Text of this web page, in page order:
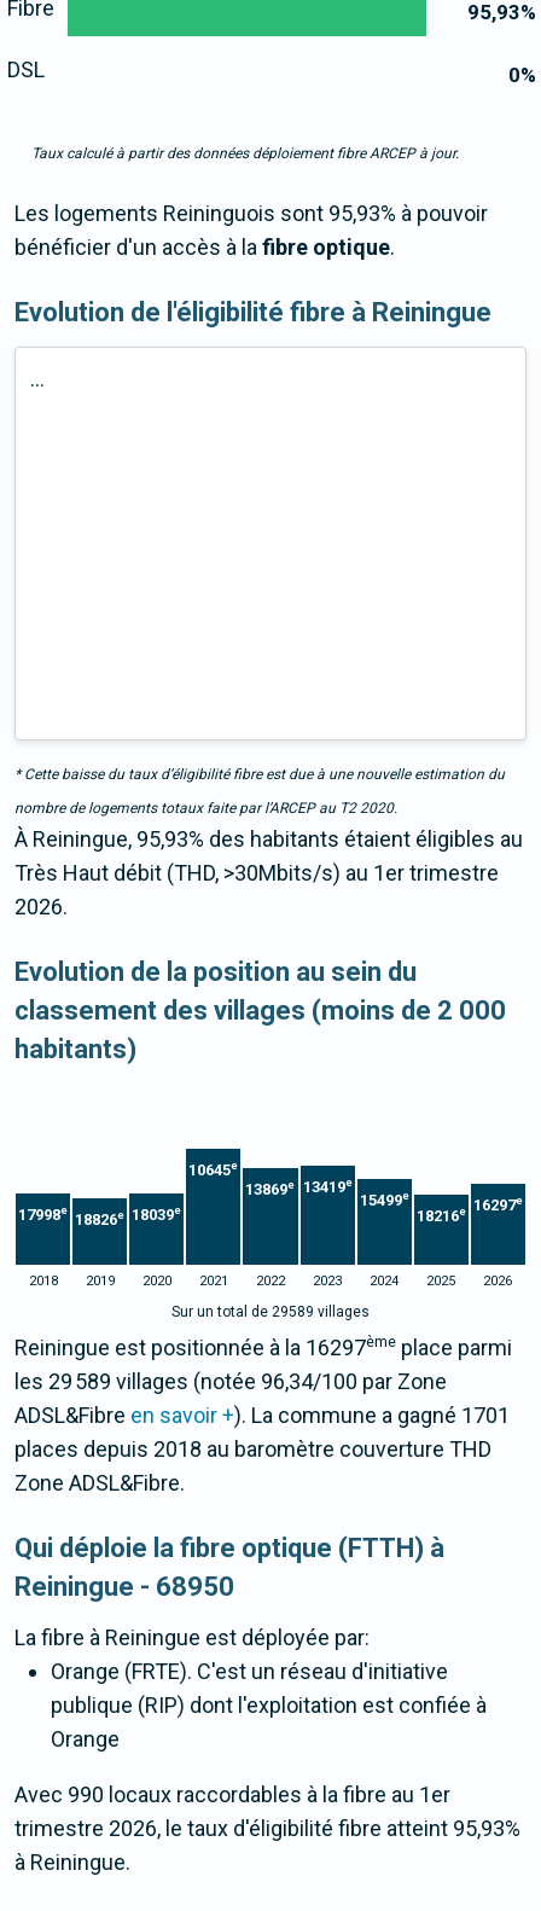
95,93%
0%
Fibre
DSL
Taux calculé à partir des données déploiement fibre ARCEP à jour.
Les logements Reininguois sont 95,93% à pouvoir
bénéficier d'un accès à lafibre optique.
Evolution de l'éligibilité fibre à Reiningue
...
* Cette baisse du taux d’éligibilité fibre est due à une nouvelle estimation du
nombre de logements totaux faite par l’ARCEP au T2 2020.
À Reiningue, 95,93% des habitants étaient éligibles au
Très Haut débit (THD, >30Mbits/s) au 1er trimestre
2026.
Evolution de la position au sein du
classement des villages (moins de 2 000
habitants)
17998e
18826e 18039e
10645e
13869e 13419e
15499e
18216e 16297e
2018 2019 2020 2021 2022 2023 2024 2025 2026
Sur un total de 29589 villages
Reiningue est positionnée à la 16297ème place parmi
les 29 589 villages (notée 96,34/100 par Zone
ADSL&Fibre en savoir +). La commune a gagné 1701
places depuis 2018 au baromètre couverture THD
Zone ADSL&Fibre.
Qui déploie la fibre optique (FTTH) à
Reiningue - 68950
La fibre à Reiningue est déployée par:
Orange (FRTE). C'est un réseau d'initiative
publique (RIP) dont l'exploitation est confiée à
Orange
Avec 990 locaux raccordables à la fibre au 1er
trimestre 2026, le taux d'éligibilité fibre atteint 95,93%
à Reiningue.